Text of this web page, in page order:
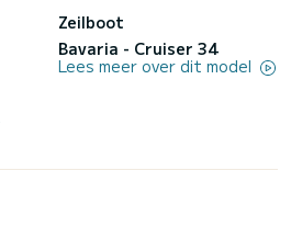
Zeilboot
Bavaria - Cruiser 34
Lees meer over dit model